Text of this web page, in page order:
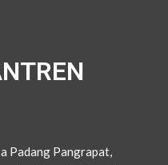
Padang Pangrapat,